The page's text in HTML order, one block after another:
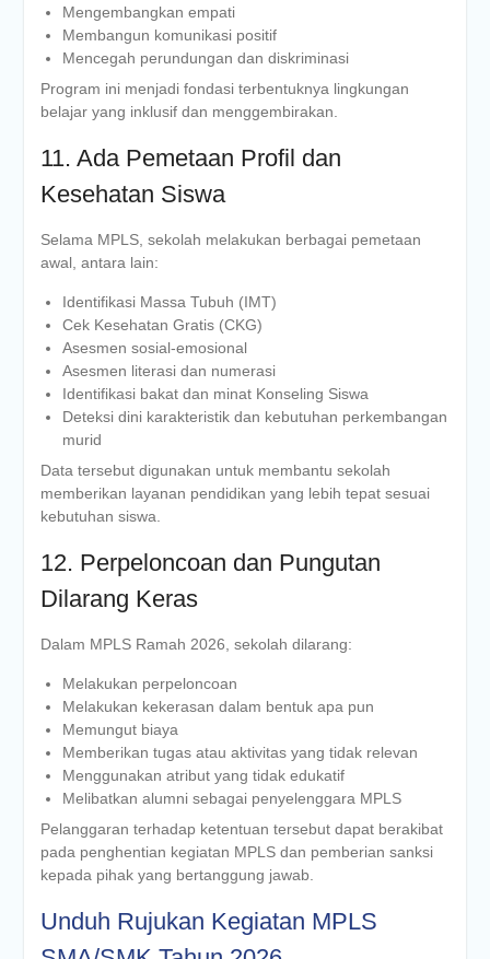
Mengembangkan empati
Membangun komunikasi positif
Mencegah perundungan dan diskriminasi
Program ini menjadi fondasi terbentuknya lingkungan
belajar yang inklusif dan menggembirakan.
11. Ada Pemetaan Profil dan
Kesehatan Siswa
Selama MPLS, sekolah melakukan berbagai pemetaan
awal, antara lain:
Identifikasi Massa Tubuh (IMT)
Cek Kesehatan Gratis (CKG)
Asesmen sosial-emosional
Asesmen literasi dan numerasi
Identifikasi bakat dan minat Konseling Siswa
Deteksi dini karakteristik dan kebutuhan perkembangan
murid
Data tersebut digunakan untuk membantu sekolah
memberikan layanan pendidikan yang lebih tepat sesuai
kebutuhan siswa.
12. Perpeloncoan dan Pungutan
Dilarang Keras
Dalam MPLS Ramah 2026, sekolah dilarang:
Melakukan perpeloncoan
Melakukan kekerasan dalam bentuk apa pun
Memungut biaya
Memberikan tugas atau aktivitas yang tidak relevan
Menggunakan atribut yang tidak edukatif
Melibatkan alumni sebagai penyelenggara MPLS
Pelanggaran terhadap ketentuan tersebut dapat berakibat
pada penghentian kegiatan MPLS dan pemberian sanksi
kepada pihak yang bertanggung jawab.
Unduh Rujukan Kegiatan MPLS